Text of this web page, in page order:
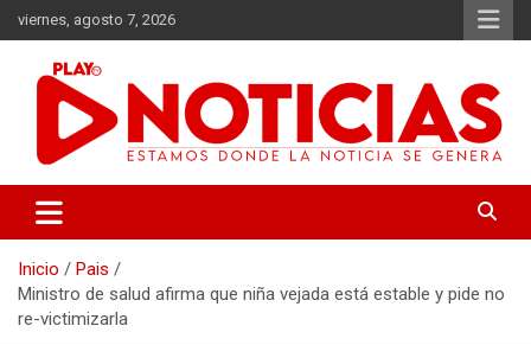
Saltar
al
contenido
viernes, agosto 7, 2026
Play Noticias
Inicio
Pais
Ministro de salud afirma que niña vejada está estable y pide no
re-victimizarla